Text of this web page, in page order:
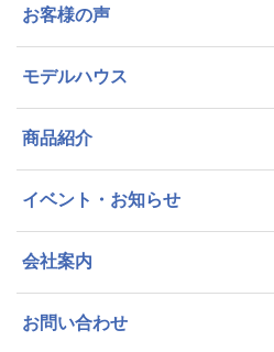
お客様の声
モデルハウス
商品紹介
イベント・お知らせ
会社案内
お問い合わせ